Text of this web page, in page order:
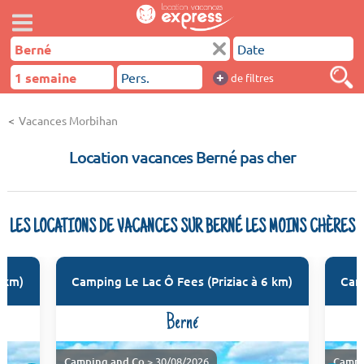
+ de filtres
Vacances Morbihan
Location vacances Berné pas cher
LES LOCATIONS DE VACANCES SUR BERNÉ LES MOINS CHÈRES
Camping Le Lac Ô Fees (Priziac à 6 km)
Berné
> 30/08/2026